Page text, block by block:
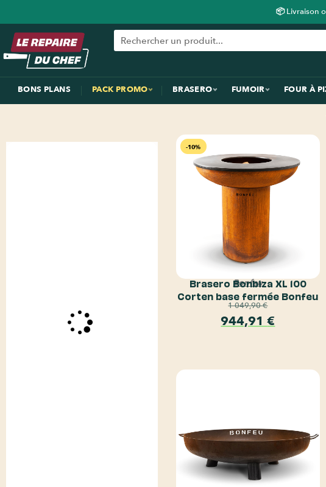
📦 Livraison
BONS PLANS PACK PROMO BRASERO FUMOIR FOUR À
-10%
Bonfeu
Brasero Bonbiza XL 100
Corten base fermée Bonfeu
1 049,90€
944,91€